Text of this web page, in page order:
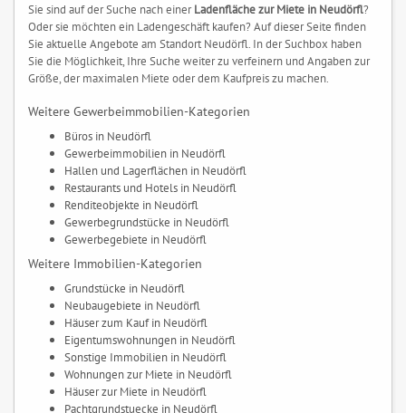
Sie sind auf der Suche nach einerLadenfläche zur Miete in Neudörfl?
Oder sie möchten ein Ladengeschäft kaufen? Auf dieser Seite finden
Sie aktuelle Angebote am Standort Neudörfl. In der Suchbox haben
Sie die Möglichkeit, Ihre Suche weiter zu verfeinern und Angaben zur
Größe, der maximalen Miete oder dem Kaufpreis zu machen.
Weitere Gewerbeimmobilien-Kategorien
Büros in Neudörfl
Gewerbeimmobilien in Neudörfl
Hallen und Lagerflächen in Neudörfl
Restaurants und Hotels in Neudörfl
Renditeobjekte in Neudörfl
Gewerbegrundstücke in Neudörfl
Gewerbegebiete in Neudörfl
Weitere Immobilien-Kategorien
Grundstücke in Neudörfl
Neubaugebiete in Neudörfl
Häuser zum Kauf in Neudörfl
Eigentumswohnungen in Neudörfl
Sonstige Immobilien in Neudörfl
Wohnungen zur Miete in Neudörfl
Häuser zur Miete in Neudörfl
Pachtgrundstuecke in Neudörfl